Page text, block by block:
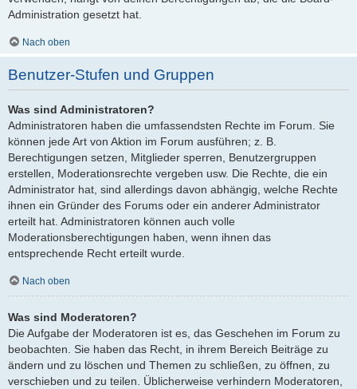
Administration gesetzt hat.
Nach oben
Benutzer-Stufen und Gruppen
Was sind Administratoren?
Administratoren haben die umfassendsten Rechte im Forum. Sie
können jede Art von Aktion im Forum ausführen; z. B.
Berechtigungen setzen, Mitglieder sperren, Benutzergruppen
erstellen, Moderationsrechte vergeben usw. Die Rechte, die ein
Administrator hat, sind allerdings davon abhängig, welche Rechte
ihnen ein Gründer des Forums oder ein anderer Administrator
erteilt hat. Administratoren können auch volle
Moderationsberechtigungen haben, wenn ihnen das
entsprechende Recht erteilt wurde.
Nach oben
Was sind Moderatoren?
Die Aufgabe der Moderatoren ist es, das Geschehen im Forum zu
beobachten. Sie haben das Recht, in ihrem Bereich Beiträge zu
ändern und zu löschen und Themen zu schließen, zu öffnen, zu
verschieben und zu teilen. Üblicherweise verhindern Moderatoren,